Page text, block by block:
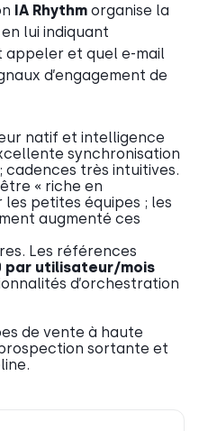
IA Rhythm organise la
lui indiquant
et quel e-mail
d’engagement de
natif et intelligence
synchronisation
cadences très intuitives.
« riche en
petites équipes ; les
augmenté ces
Les références
par utilisateur/mois
d’orchestration
de vente à haute
sortante et